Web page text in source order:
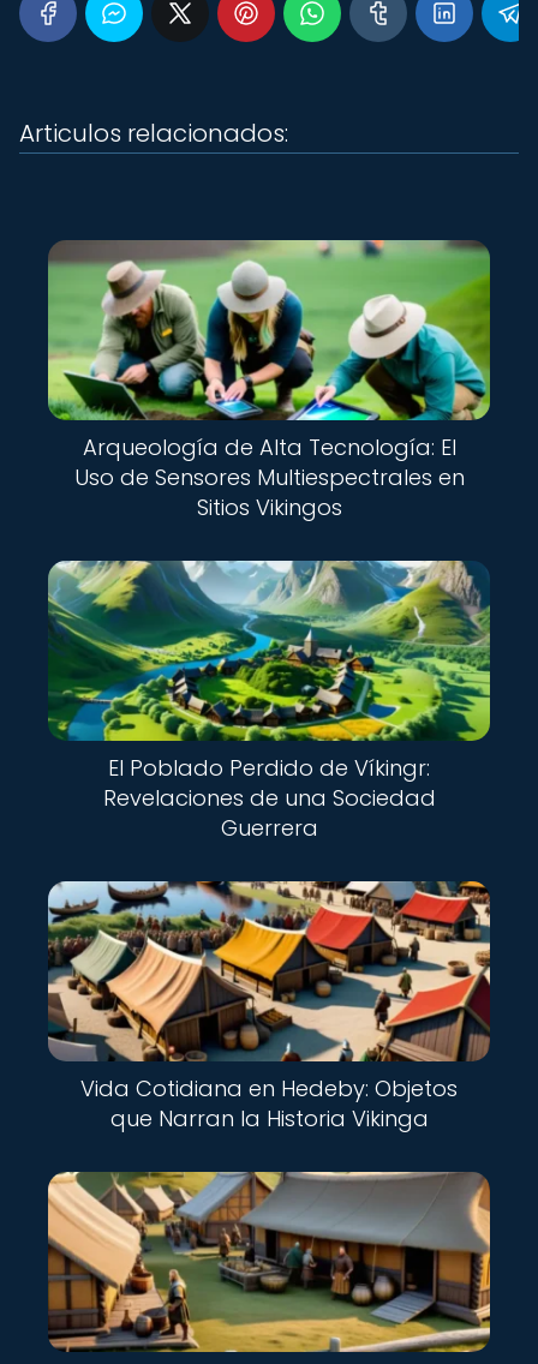
Articulos relacionados:
Arqueología de Alta Tecnología: El
Uso de Sensores Multiespectrales en
Sitios Vikingos
El Poblado Perdido de Víkingr:
Revelaciones de una Sociedad
Guerrera
Vida Cotidiana en Hedeby: Objetos
que Narran la Historia Vikinga